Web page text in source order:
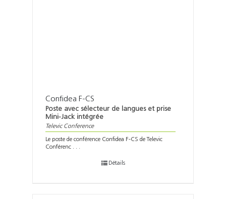
Confidea F-CS
Poste avec sélecteur de langues et prise
Mini-Jack intégrée
Televic Conference
Le poste de conférence Confidea F-CS de Televic
Conférenc . . .
Détails